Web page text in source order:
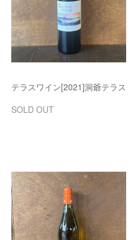
テラスワイン[2021]洞爺テラス
SOLD OUT